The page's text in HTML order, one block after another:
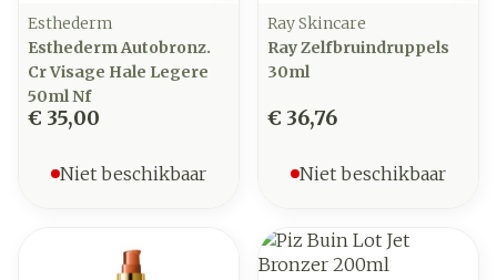
Esthederm
Esthederm Autobronz.
Cr Visage Hale Legere
50ml Nf
€ 35,00
Niet beschikbaar
Ray Skincare
Ray Zelfbruindruppels
30ml
€ 36,76
Niet beschikbaar